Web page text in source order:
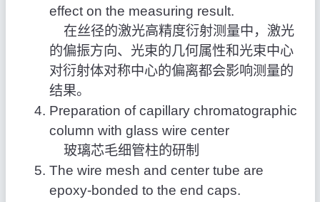
effect on the measuring result.
在丝径的激光高精度衍射测量中，激光
的偏振方向、光束的几何属性和光束中心
对衍射体对称中心的偏离都会影响测量的
结果。
Preparation of capillary chromatographic
column with glass wire center
玻璃芯毛细管柱的研制
The wire mesh and center tube are
epoxy-bonded to the end caps.